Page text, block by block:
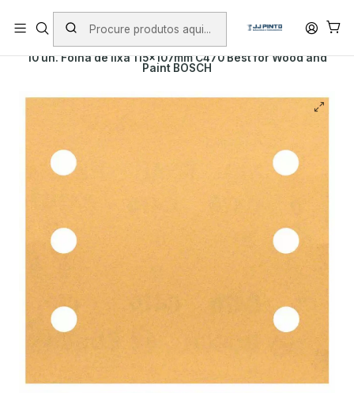
PORTES INCLUÍDOS EM ENCOMENDAS +75€ (excepto ilhas)
Início PRODUTOS ACESSÓRIOS
10 un. Folha de lixa 115x107mm C470 Best for Wood and
Paint BOSCH